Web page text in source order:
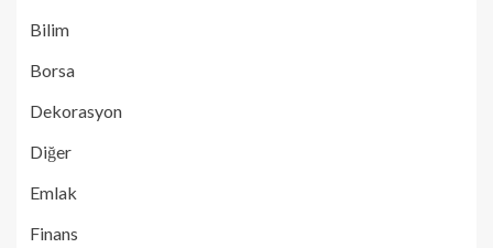
Bilim
Borsa
Dekorasyon
Diğer
Emlak
Finans